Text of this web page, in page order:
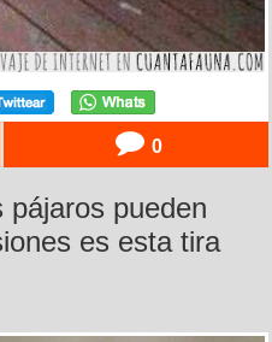
0
pájaros pueden
es esta tira